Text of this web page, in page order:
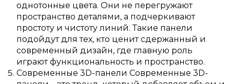
однотонные цвета. Они не перегружают
пространство деталями, а подчеркивают
простоту и чистоту линий. Такие панели
подойдут для тех, кто ценит сдержанный и
современный дизайн, где главную роль
играют функциональность и пространство.
Современные 3D-панели Современные 3D-